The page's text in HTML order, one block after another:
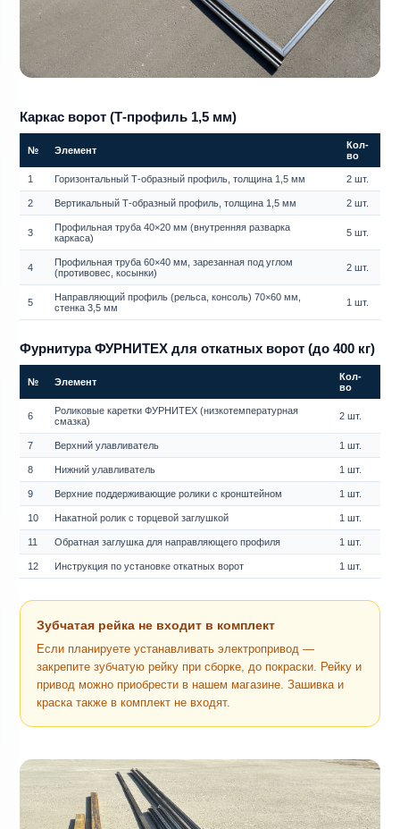
Каркас ворот (Т-профиль 1,5 мм)
№ Элемент
Кол-
во
1 Горизонтальный Т-образный профиль, толщина 1,5 мм 2 шт.
2 Вертикальный Т-образный профиль, толщина 1,5 мм 2 шт.
3
Профильная труба 40×20 мм (внутренняя разварка
каркаса)
5 шт.
4
Профильная труба 60×40 мм, зарезанная под углом
(противовес, косынки)
2 шт.
5
Направляющий профиль (рельса, консоль) 70×60 мм,
стенка 3,5 мм
1 шт.
Фурнитура ФУРНИТЕХ для откатных ворот (до 400 кг)
№ Элемент
Кол-
во
6
Роликовые каретки ФУРНИТЕХ (низкотемпературная
смазка)
2 шт.
7 Верхний улавливатель 1 шт.
8 Нижний улавливатель 1 шт.
9 Верхние поддерживающие ролики с кронштейном 1 шт.
10 Накатной ролик с торцевой заглушкой 1 шт.
11 Обратная заглушка для направляющего профиля 1 шт.
12 Инструкция по установке откатных ворот 1 шт.
Зубчатая рейка не входит в комплект
Если планируете устанавливать электропривод —
закрепите зубчатую рейку при сборке, до покраски. Рейку и
привод можно приобрести в нашем магазине. Зашивка и
краска также в комплект не входят.